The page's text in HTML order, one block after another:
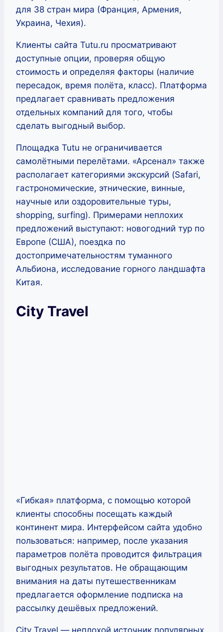
для 38 стран мира (Франция, Армения,
Украина, Чехия).
Клиенты сайта Tutu.ru просматривают
доступные опции, проверяя общую
стоимость и определяя факторы (наличие
пересадок, время полёта, класс). Платформа
предлагает сравнивать предложения
отдельных компаний для того, чтобы
сделать выгодный выбор.
Площадка Tutu не ограничивается
самолётными перелётами. «Арсенал» также
располагает категориями экскурсий (Safari,
гастрономические, этнические, винные,
научные или оздоровительные туры,
shopping, surfing). Примерами неплохих
предложений выступают: новогодний тур по
Европе (США), поездка по
достопримечательностям туманного
Альбиона, исследование горного ландшафта
Китая.
City Travel
«Гибкая» платформа, с помощью которой
клиенты способны посещать каждый
континент мира. Интерфейсом сайта удобно
пользоваться: например, после указания
параметров полёта проводится фильтрация
выгодных результатов. Не обращающим
внимания на даты путешественникам
предлагается оформление подписка на
рассылку дешёвых предложений.
City Travel — неплохой источник популярных